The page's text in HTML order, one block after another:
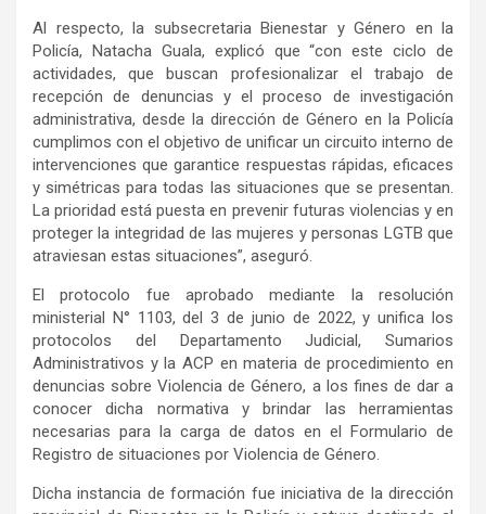
Al respecto, la subsecretaria Bienestar y Género en la
Policía, Natacha Guala, explicó que “con este ciclo de
actividades, que buscan profesionalizar el trabajo de
recepción de denuncias y el proceso de investigación
administrativa, desde la dirección de Género en la Policía
cumplimos con el objetivo de unificar un circuito interno de
intervenciones que garantice respuestas rápidas, eficaces
y simétricas para todas las situaciones que se presentan.
La prioridad está puesta en prevenir futuras violencias y en
proteger la integridad de las mujeres y personas LGTB que
atraviesan estas situaciones”, aseguró.
El protocolo fue aprobado mediante la resolución
ministerial N° 1103, del 3 de junio de 2022, y unifica los
protocolos del Departamento Judicial, Sumarios
Administrativos y la ACP en materia de procedimiento en
denuncias sobre Violencia de Género, a los fines de dar a
conocer dicha normativa y brindar las herramientas
necesarias para la carga de datos en el Formulario de
Registro de situaciones por Violencia de Género.
Dicha instancia de formación fue iniciativa de la dirección